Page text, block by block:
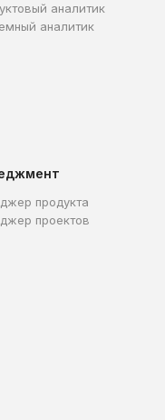
аналитик
аналитик
продукта
проектов